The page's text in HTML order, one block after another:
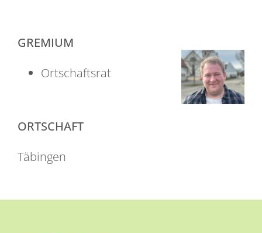
GREMIUM
Ortschaftsrat
ORTSCHAFT
Täbingen